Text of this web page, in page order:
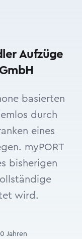
Aufzüge
basierten
durch
eines
myPORT
bisherigen
wird.
Jahren